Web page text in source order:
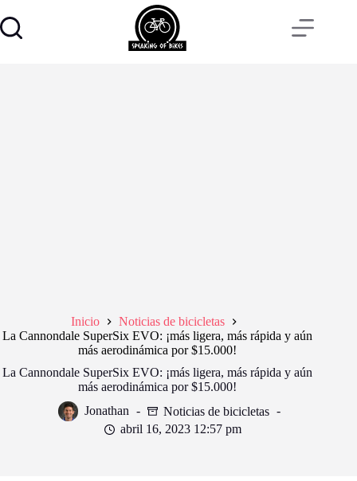
al
contenido
Inicio
Noticias de bicicletas
La Cannondale SuperSix EVO: ¡más ligera, más rápida y aún
más aerodinámica por $15.000!
La Cannondale SuperSix EVO: ¡más ligera, más rápida y aún
más aerodinámica por $15.000!
Jonathan
Noticias de bicicletas
abril 16, 2023 12:57 pm